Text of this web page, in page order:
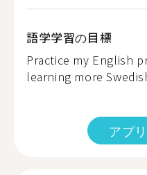
語学学習の目標
Practice my English
learning more
アプ